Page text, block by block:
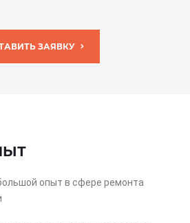
ЗАЯВКУ
опыт в сфере ремонта